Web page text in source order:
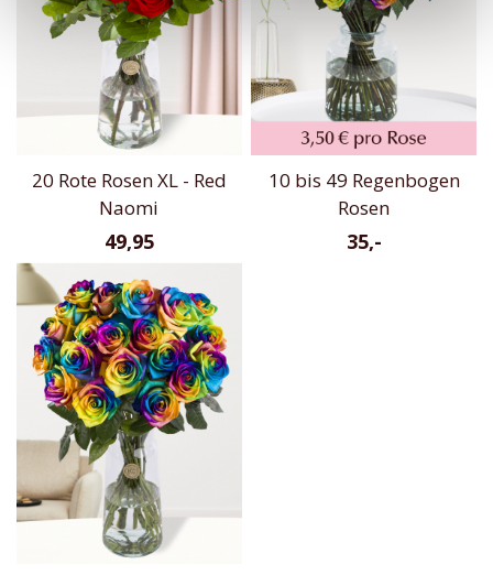
20 Rote Rosen XL - Red
Naomi
49,95
10 bis 49 Regenbogen
Rosen
35,-